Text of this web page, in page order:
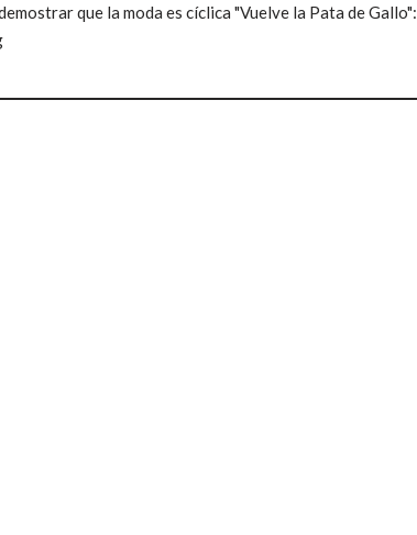
que la moda es cíclica "Vuelve la Pata de Gallo":